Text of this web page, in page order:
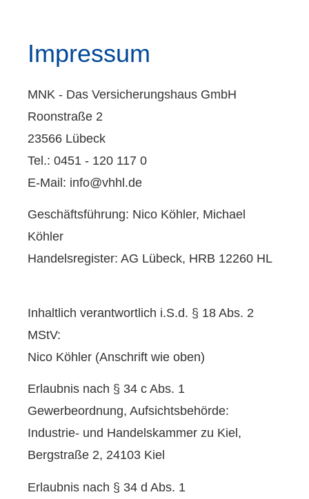
Impressum
MNK - Das Versicherungshaus GmbH
Roonstraße 2
23566 Lübeck
Tel.: 0451 - 120 117 0
E-Mail: info@vhhl.de
Geschäftsführung: Nico Köhler, Michael
Köhler
Handelsregister: AG Lübeck, HRB 12260 HL
Inhaltlich verantwortlich i.S.d. § 18 Abs. 2
MStV:
Nico Köhler (Anschrift wie oben)
Erlaubnis nach § 34 c Abs. 1
Gewerbeordnung, Aufsichtsbehörde:
Industrie- und Handelskammer zu Kiel,
Bergstraße 2, 24103 Kiel
Erlaubnis nach § 34 d Abs. 1